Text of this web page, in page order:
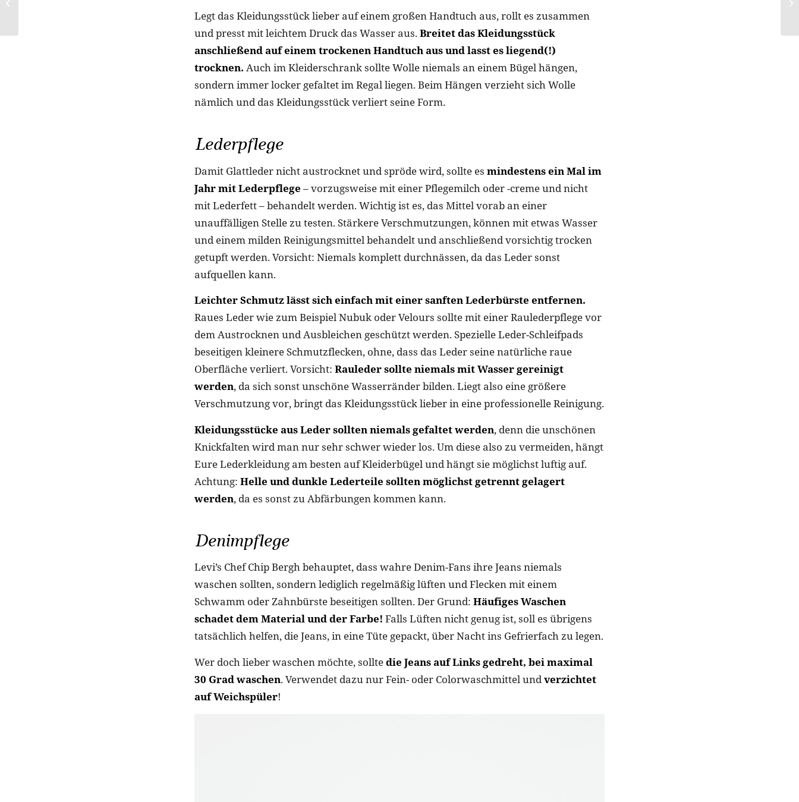
Legt das Kleidungsstück lieber auf einem großen Handtuch aus, rollt es zusammen
und presst mit leichtem Druck das Wasser aus. Breitet das Kleidungsstück
anschließend auf einem trockenen Handtuch aus und lasst es liegend(!)
trocknen. Auch im Kleiderschrank sollte Wolle niemals an einem Bügel hängen,
sondern immer locker gefaltet im Regal liegen. Beim Hängen verzieht sich Wolle
nämlich und das Kleidungsstück verliert seine Form.
Lederpflege
Damit Glattleder nicht austrocknet und spröde wird, sollte es mindestens ein Mal im
Jahr mit Lederpflege – vorzugsweise mit einer Pflegemilch oder -creme und nicht
mit Lederfett – behandelt werden. Wichtig ist es, das Mittel vorab an einer
unauffälligen Stelle zu testen. Stärkere Verschmutzungen, können mit etwas Wasser
und einem milden Reinigungsmittel behandelt und anschließend vorsichtig trocken
getupft werden. Vorsicht: Niemals komplett durchnässen, da das Leder sonst
aufquellen kann.
Leichter Schmutz lässt sich einfach mit einer sanften Lederbürste entfernen.
Raues Leder wie zum Beispiel Nubuk oder Velours sollte mit einer Raulederpflege vor
dem Austrocknen und Ausbleichen geschützt werden. Spezielle Leder-Schleifpads
beseitigen kleinere Schmutzflecken, ohne, dass das Leder seine natürliche raue
Oberfläche verliert. Vorsicht: Rauleder sollte niemals mit Wasser gereinigt
werden, da sich sonst unschöne Wasserränder bilden. Liegt also eine größere
Verschmutzung vor, bringt das Kleidungsstück lieber in eine professionelle Reinigung.
Kleidungsstücke aus Leder sollten niemals gefaltet werden, denn die unschönen
Knickfalten wird man nur sehr schwer wieder los. Um diese also zu vermeiden, hängt
Eure Lederkleidung am besten auf Kleiderbügel und hängt sie möglichst luftig auf.
Achtung: Helle und dunkle Lederteile sollten möglichst getrennt gelagert
werden, da es sonst zu Abfärbungen kommen kann.
Denimpflege
Levi’s Chef Chip Bergh behauptet, dass wahre Denim-Fans ihre Jeans niemals
waschen sollten, sondern lediglich regelmäßig lüften und Flecken mit einem
Schwamm oder Zahnbürste beseitigen sollten. Der Grund: Häufiges Waschen
schadet dem Material und der Farbe! Falls Lüften nicht genug ist, soll es übrigens
tatsächlich helfen, die Jeans, in eine Tüte gepackt, über Nacht ins Gefrierfach zu legen.
Wer doch lieber waschen möchte, solltedie Jeans auf Links gedreht, bei maximal
30 Grad waschen. Verwendet dazu nur Fein- oder Colorwaschmittel undverzichtet
auf Weichspüler!